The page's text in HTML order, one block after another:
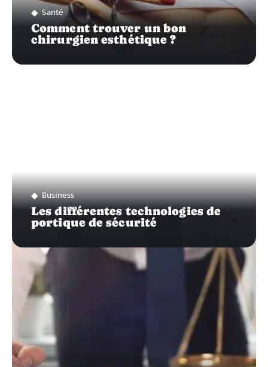
Santé
Comment trouver un bon
chirurgien esthétique ?
Business
Les différentes technologies de
portique de sécurité